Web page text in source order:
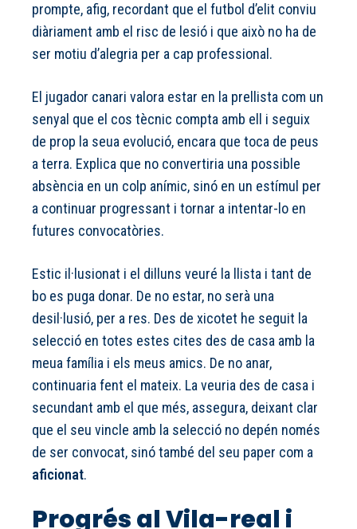
prompte, afig, recordant que el futbol d’elit conviu
diàriament amb el risc de lesió i que això no ha de
ser motiu d’alegria per a cap professional.
El jugador canari valora estar en la prellista com un
senyal que el cos tècnic compta amb ell i seguix
de prop la seua evolució, encara que toca de peus
a terra. Explica que no convertiria una possible
absència en un colp anímic, sinó en un estímul per
a continuar progressant i tornar a intentar-lo en
futures convocatòries.
Estic il·lusionat i el dilluns veuré la llista i tant de
bo es puga donar. De no estar, no serà una
desil·lusió, per a res. Des de xicotet he seguit la
selecció en totes estes cites des de casa amb la
meua família i els meus amics. De no anar,
continuaria fent el mateix. La veuria des de casa i
secundant amb el que més, assegura, deixant clar
que el seu vincle amb la selecció no depén només
de ser convocat, sinó també del seu paper com a
aficionat.
Progrés al Vila-real i